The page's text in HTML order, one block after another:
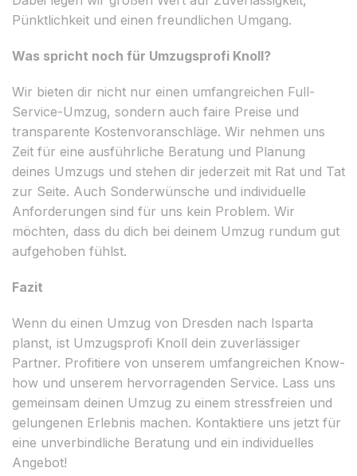
Pünktlichkeit und einen freundlichen Umgang.
Was spricht noch für Umzugsprofi Knoll?
Wir bieten dir nicht nur einen umfangreichen Full-
Service-Umzug, sondern auch faire Preise und
transparente Kostenvoranschläge. Wir nehmen uns
Zeit für eine ausführliche Beratung und Planung
deines Umzugs und stehen dir jederzeit mit Rat und Tat
zur Seite. Auch Sonderwünsche und individuelle
Anforderungen sind für uns kein Problem. Wir
möchten, dass du dich bei deinem Umzug rundum gut
aufgehoben fühlst.
Fazit
Wenn du einen Umzug von Dresden nach Isparta
planst, ist Umzugsprofi Knoll dein zuverlässiger
Partner. Profitiere von unserem umfangreichen Know-
how und unserem hervorragenden Service. Lass uns
gemeinsam deinen Umzug zu einem stressfreien und
gelungenen Erlebnis machen. Kontaktiere uns jetzt für
eine unverbindliche Beratung und ein individuelles
Angebot!